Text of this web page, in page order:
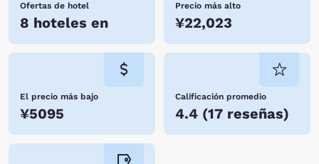
Ofertas de hotel
8 hoteles en
Precio más alto
¥22,023
El precio más bajo
¥5095
Calificación promedio
4.4 (17 reseñas)